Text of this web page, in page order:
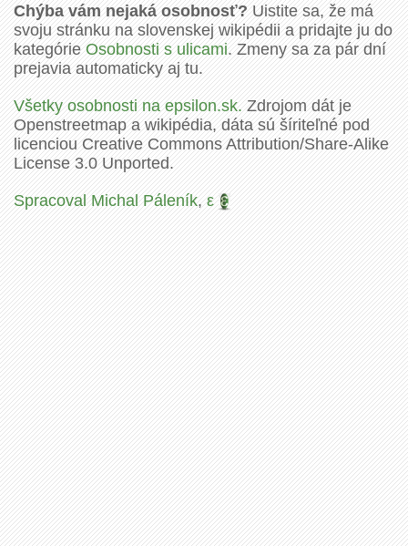
Chýba vám nejaká osobnosť?Uistite sa, že má
svoju stránku na slovenskej wikipédii a pridajte ju do
kategórieOsobnosti s ulicami. Zmeny sa za pár dní
prejavia automaticky aj tu.
Všetky osobnosti na epsilon.sk.Zdrojom dát je
Openstreetmap a wikipédia, dáta sú šíriteľné pod
licenciou Creative Commons Attribution/Share-Alike
License 3.0 Unported.
Spracoval Michal Páleník,ε